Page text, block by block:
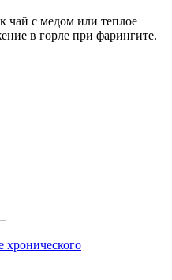
чай с медом или теплое
в горле при фарингите.